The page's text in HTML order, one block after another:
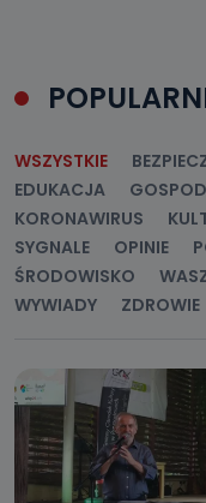
WSZYSTKIE
EDUKACJA
KORONAWIRUS
SYGNALE
OPINIE
ŚRODOWISKO
WYWIADY
ZDROWIE